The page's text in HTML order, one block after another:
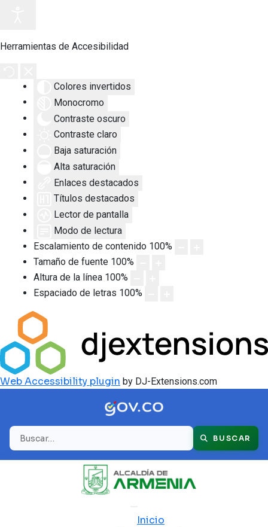
Herramientas de Accesibilidad
Colores invertidos
Monocromo
Contraste oscuro
Contraste claro
Baja saturación
Alta saturación
Enlaces destacados
Títulos destacados
Lector de pantalla
Modo de lectura
Escalamiento de contenido 100%
Tamaño de fuente 100%
Altura de la línea 100%
Espaciado de letras 100%
Web Accessibility plugin by DJ-Extensions.com
Buscar BUSCAR
Inicio